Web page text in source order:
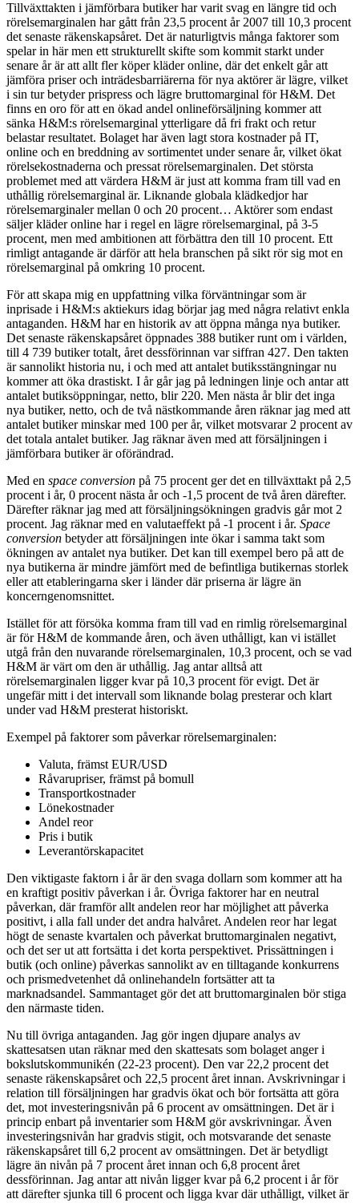
Tillväxttakten i jämförbara butiker har varit svag en längre tid och
rörelsemarginalen har gått från 23,5 procent år 2007 till 10,3 procent
det senaste räkenskapsåret. Det är naturligtvis många faktorer som
spelar in här men ett strukturellt skifte som kommit starkt under
senare år är att allt fler köper kläder online, där det enkelt går att
jämföra priser och inträdesbarriärerna för nya aktörer är lägre, vilket
i sin tur betyder prispress och lägre bruttomarginal för H&M. Det
finns en oro för att en ökad andel onlineförsäljning kommer att
sänka H&M:s rörelsemarginal ytterligare då fri frakt och retur
belastar resultatet. Bolaget har även lagt stora kostnader på IT,
online och en breddning av sortimentet under senare år, vilket ökat
rörelsekostnaderna och pressat rörelsemarginalen. Det största
problemet med att värdera H&M är just att komma fram till vad en
uthållig rörelsemarginal är. Liknande globala klädkedjor har
rörelsemarginaler mellan 0 och 20 procent… Aktörer som endast
säljer kläder online har i regel en lägre rörelsemarginal, på 3-5
procent, men med ambitionen att förbättra den till 10 procent. Ett
rimligt antagande är därför att hela branschen på sikt rör sig mot en
rörelsemarginal på omkring 10 procent.
För att skapa mig en uppfattning vilka förväntningar som är
inprisade i H&M:s aktiekurs idag börjar jag med några relativt enkla
antaganden. H&M har en historik av att öppna många nya butiker.
Det senaste räkenskapsåret öppnades 388 butiker runt om i världen,
till 4 739 butiker totalt, året dessförinnan var siffran 427. Den takten
är sannolikt historia nu, i och med att antalet butiksstängningar nu
kommer att öka drastiskt. I år går jag på ledningen linje och antar att
antalet butiksöppningar, netto, blir 220. Men nästa år blir det inga
nya butiker, netto, och de två nästkommande åren räknar jag med att
antalet butiker minskar med 100 per år, vilket motsvarar 2 procent av
det totala antalet butiker. Jag räknar även med att försäljningen i
jämförbara butiker är oförändrad.
Med en space conversion på 75 procent ger det en tillväxttakt på 2,5
procent i år, 0 procent nästa år och -1,5 procent de två åren därefter.
Därefter räknar jag med att försäljningsökningen gradvis går mot 2
procent. Jag räknar med en valutaeffekt på -1 procent i år. Space
conversion betyder att försäljningen inte ökar i samma takt som
ökningen av antalet nya butiker. Det kan till exempel bero på att de
nya butikerna är mindre jämfört med de befintliga butikernas storlek
eller att etableringarna sker i länder där priserna är lägre än
koncerngenomsnittet.
Istället för att försöka komma fram till vad en rimlig rörelsemarginal
är för H&M de kommande åren, och även uthålligt, kan vi istället
utgå från den nuvarande rörelsemarginalen, 10,3 procent, och se vad
H&M är värt om den är uthållig. Jag antar alltså att
rörelsemarginalen ligger kvar på 10,3 procent för evigt. Det är
ungefär mitt i det intervall som liknande bolag presterar och klart
under vad H&M presterat historiskt.
Exempel på faktorer som påverkar rörelsemarginalen:
Valuta, främst EUR/USD
Råvarupriser, främst på bomull
Transportkostnader
Lönekostnader
Andel reor
Pris i butik
Leverantörskapacitet
Den viktigaste faktorn i år är den svaga dollarn som kommer att ha
en kraftigt positiv påverkan i år. Övriga faktorer har en neutral
påverkan, där framför allt andelen reor har möjlighet att påverka
positivt, i alla fall under det andra halvåret. Andelen reor har legat
högt de senaste kvartalen och påverkat bruttomarginalen negativt,
och det ser ut att fortsätta i det korta perspektivet. Prissättningen i
butik (och online) påverkas sannolikt av en tilltagande konkurrens
och prismedvetenhet då onlinehandeln fortsätter att ta
marknadsandel. Sammantaget gör det att bruttomarginalen bör stiga
den närmaste tiden.
Nu till övriga antaganden. Jag gör ingen djupare analys av
skattesatsen utan räknar med den skattesats som bolaget anger i
bokslutskommunikén (22-23 procent). Den var 22,2 procent det
senaste räkenskapsåret och 22,5 procent året innan. Avskrivningar i
relation till försäljningen har gradvis ökat och bör fortsätta att göra
det, mot investeringsnivån på 6 procent av omsättningen. Det är i
princip enbart på inventarier som H&M gör avskrivningar. Även
investeringsnivån har gradvis stigit, och motsvarande det senaste
räkenskapsåret till 6,2 procent av omsättningen. Det är betydligt
lägre än nivån på 7 procent året innan och 6,8 procent året
dessförinnan. Jag antar att nivån ligger kvar på 6,2 procent i år för
att därefter sjunka till 6 procent och ligga kvar där uthålligt, vilket är